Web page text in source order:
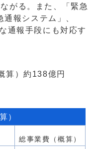
がる。また、「緊急
報システム」、
通報手段にも対応す
）約138億円
）
総事業費（概算）